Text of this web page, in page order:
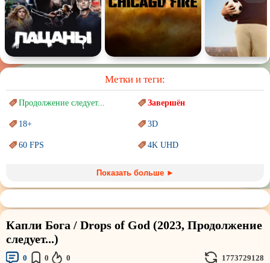
Метки и теги:
Продолжение следует... Завершён
18+ 3D
60 FPS 4K UHD
Marvel PIXAR
Sci-Fi (Научнаяфантастика) Trash (трэш) movies
Авангард и Сюрреализм Ангелы и Демоны
Аниме
Показать больше ►
Капли Бога / Drops of God (2023, Продолжение
следует...)
0 0 0 1773729128